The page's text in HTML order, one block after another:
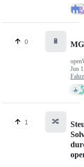
0 🔋
Jun
1 🔀